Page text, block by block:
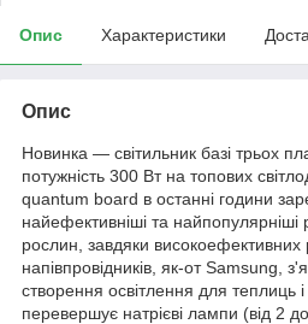
Опис Характеристики
Опис
Новинка — світильник базі трьох
потужність 300 Вт на топових
quantum board в останні години
найефективніші та
рослин, завдяки високоефективних
напівпровідників, як-от Samsung,
створення освітлення для теплиць
перевершує натрієві лампи (від 2 до